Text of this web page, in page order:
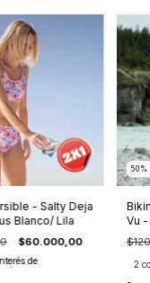
- Salty Deja
Blanco/ Lila
$60.000,00
de
50
Vu
2